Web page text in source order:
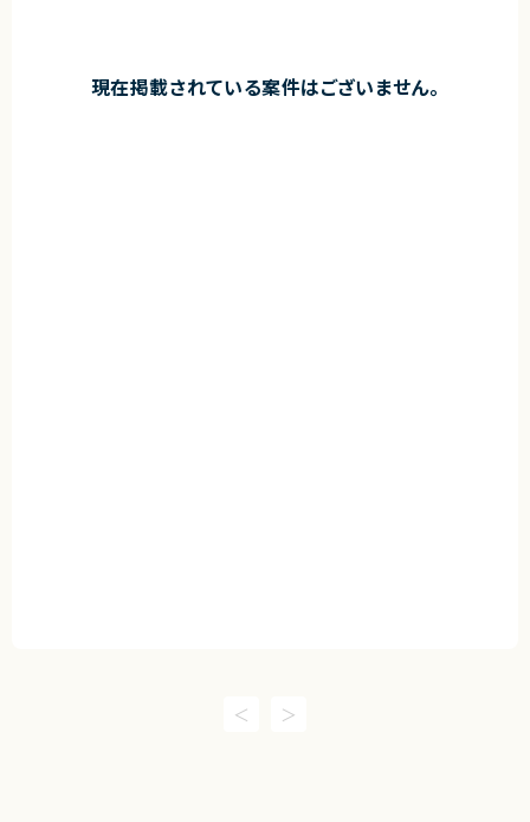
現在掲載されている案件はございません。